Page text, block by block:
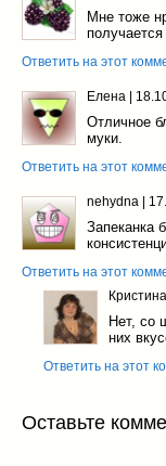
Мне тоже
получается
Ответить на этот
Елена
Отличное
муки.
Ответить на этот
nehydna
Запеканка
Ответить на этот
Кристина
Нет, со
них
Ответить на этот
Оставьте